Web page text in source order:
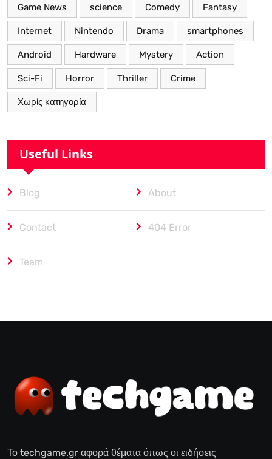
Game News science Comedy Fantasy
Internet Nintendo Drama smartphones
Android Hardware Mystery Action
Sci-Fi Horror Thriller Crime
Χωρίς κατηγορία
Useful Links
Blog About
Contact 404 Error
Team
Το techgame.gr αφορά θέματα όπως οι ειδήσεις